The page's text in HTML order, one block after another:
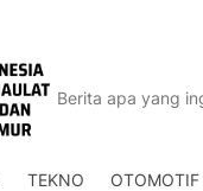
TEKNO OTOMOTIF